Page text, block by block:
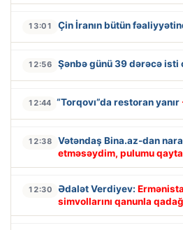
13:01 Çin İranın bütün
12:56 Şənbə günü 39 dərəcə isti
12:44 “Torqovı”da restoran yanır
12:38 Vətəndaş Bina.az-dan
etməsəydim, pulumu
12:30 Ədalət Verdiyev:
simvollarını qanunla